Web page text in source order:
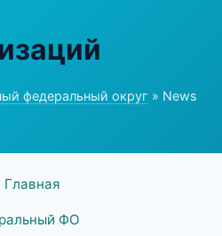
федеральный округ » News
Главная
ФО